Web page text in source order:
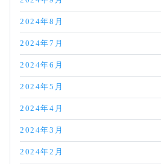
2024年8月
2024年7月
2024年6月
2024年5月
2024年4月
2024年3月
2024年2月